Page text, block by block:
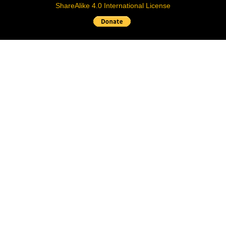
ShareAlike 4.0 International License